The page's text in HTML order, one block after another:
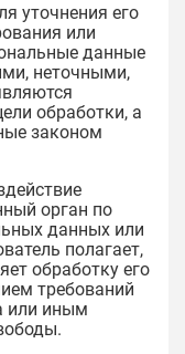
уточнения его
или
данные
неточными,
обработки, а
законом
орган по
данных или
полагает,
обработку его
требований
или иным